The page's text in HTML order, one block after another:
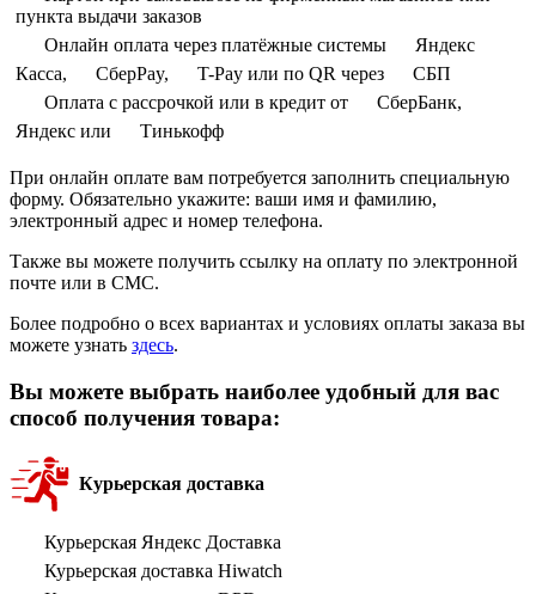
пункта выдачи заказов
Онлайн оплата через платёжные системы
Яндекс
Касса,
СберPay, T-Pay или по QR через
СБП
Оплата с рассрочкой или в кредит от
СберБанк,
Яндекс или
Тинькофф
При онлайн оплате вам потребуется заполнить специальную
форму. Обязательно укажите: ваши имя и фамилию,
электронный адрес и номер телефона.
Также вы можете получить ссылку на оплату по электронной
почте или в СМС.
Более подробно о всех вариантах и условиях оплаты заказа вы
можете узнать здесь.
Вы можете выбрать наиболее удобный для вас
способ получения товара:
Курьерская доставка
Курьерская Яндекс Доставка
Курьерская доставка Hiwatch